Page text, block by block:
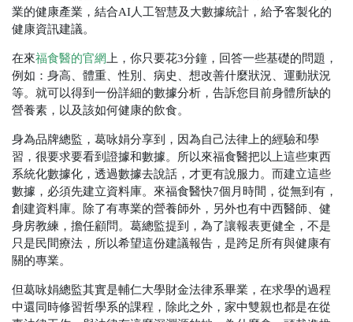
業的健康產業，結合AI人工智慧及大數據統計，給予客製化的
健康資訊建議。
在來福食醫的官網 上，你只要花3分鐘，回答一些基礎的問題，
例如：身高、體重、性別、病史、想改善什麼狀況、運動狀況
等。就可以得到一份詳細的數據分析，告訴您目前身體所缺的
營養素，以及該如何健康的飲食。
身為品牌總監，葛咏娟分享到，因為自己法律上的經驗和學
習，很要求要看到證據和數據。所以來福食醫把以上這些東西
系統化數據化，透過數據去說話，才更有說服力。而建立這些
數據，必須先建立資料庫。來福食醫快7個月時間，從無到有，
創建資料庫。除了有專業的營養師外，另外也有中西醫師、健
身房教練，擔任顧問。葛總監提到，為了讓報表更健全，不是
只是民間療法，所以希望這份建議報告，是跨足所有與健康有
關的專業。
但葛咏娟總監其實是輔仁大學財金法律系畢業，在求學的過程
中還同時修習哲學系的課程，除此之外，家中雙親也都是在從